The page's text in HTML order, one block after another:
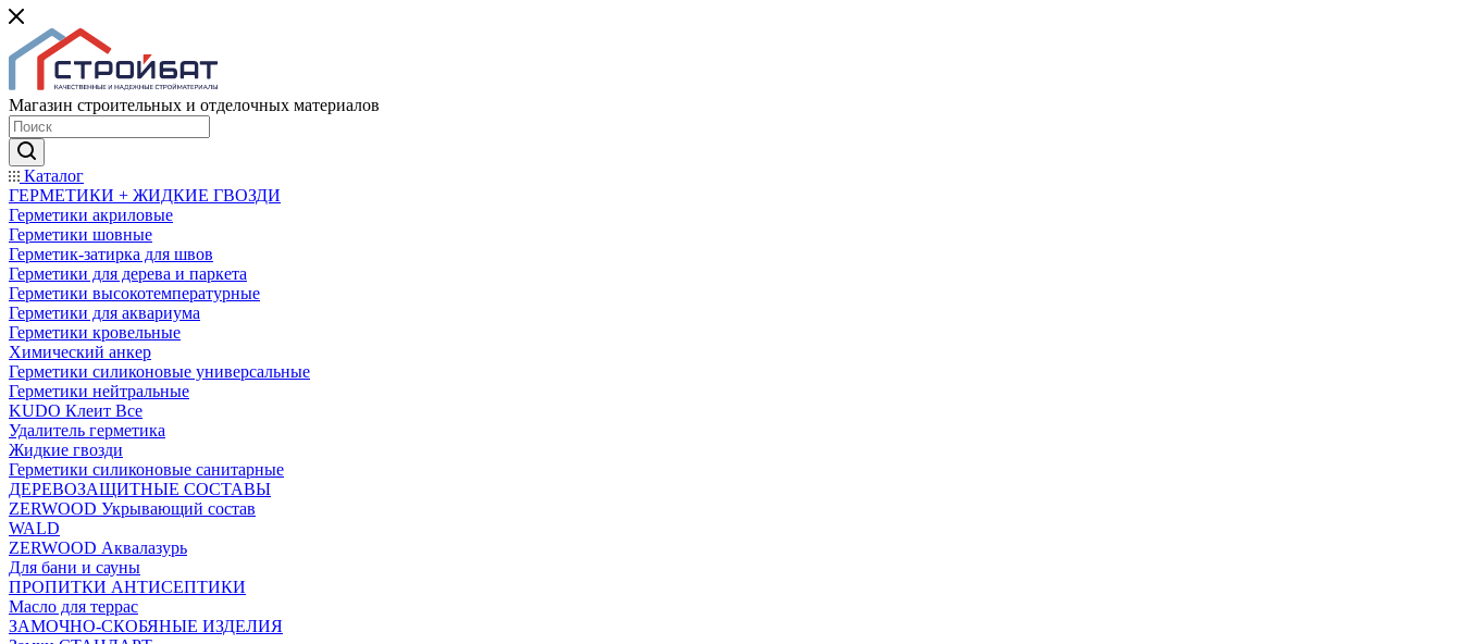
Магазин строительных и отделочных материалов
Каталог
ГЕРМЕТИКИ + ЖИДКИЕ ГВОЗДИ
Герметики акриловые
Герметики шовные
Герметик-затирка для швов
Герметики для дерева и паркета
Герметики высокотемпературные
Герметики для аквариума
Герметики кровельные
Химический анкер
Герметики силиконовые универсальные
Герметики нейтральные
KUDO Клеит Все
Удалитель герметика
Жидкие гвозди
Герметики силиконовые санитарные
ДЕРЕВОЗАЩИТНЫЕ СОСТАВЫ
ZERWOOD Укрывающий состав
WALD
ZERWOOD Аквалазурь
Для бани и сауны
ПРОПИТКИ АНТИСЕПТИКИ
Масло для террас
ЗАМОЧНО-СКОБЯНЫЕ ИЗДЕЛИЯ